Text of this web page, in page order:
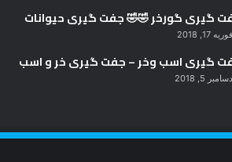
گیری گورخر 🤣🤣 جفت گیری حیوانات
فوریه 17, 2018
گیری اسب وخر – جفت گیری خر و اسب
دسامبر 5, 2018